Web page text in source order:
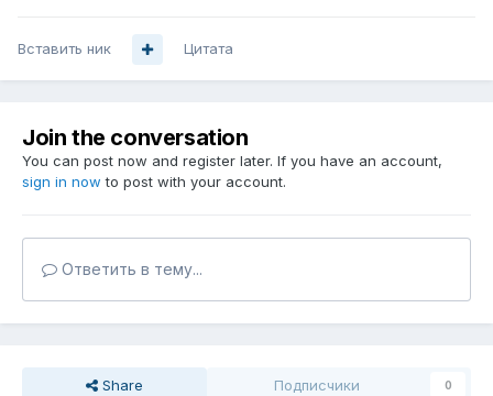
Вставить ник Цитата
Join the conversation
You can post now and register later. If you have an account,
sign in now to post with your account.
Ответить в тему...
Share Подписчики 0